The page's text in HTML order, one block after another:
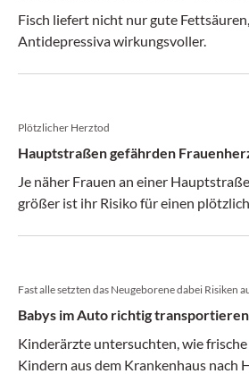
Fisch liefert nicht nur gute
Antidepressiva wirkungsvoller.
Plötzlicher Herztod
Hauptstraßen gefährden
Je näher Frauen an einer
größer ist ihr Risiko für einen
Fast alle setzten das Neugeborene dabei Risiken
Babys im Auto richtig transportieren
Kinderärzte untersuchten, wie
Kindern aus dem Krankenhaus nach